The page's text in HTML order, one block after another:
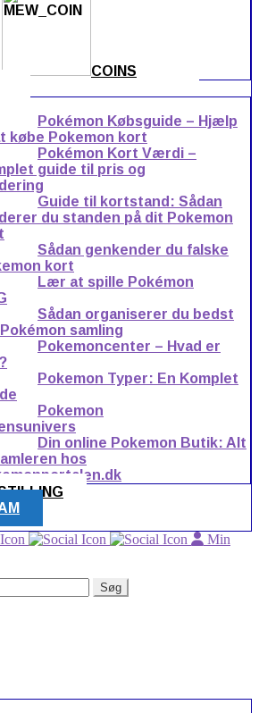
COINS
Pokémon Købsguide – Hjælp
købe Pokemon kort
Pokémon Kort Værdi –
guide til pris og
Guide til kortstand: Sådan
du standen på dit Pokemon
Sådan genkender du falske
kort
Lær at spille Pokémon
Sådan organiserer du bedst
samling
Pokemoncenter – Hvad er
Pokemon Typer: En Komplet
Pokemon
Din online Pokemon Butik: Alt
hos
Min
Søg